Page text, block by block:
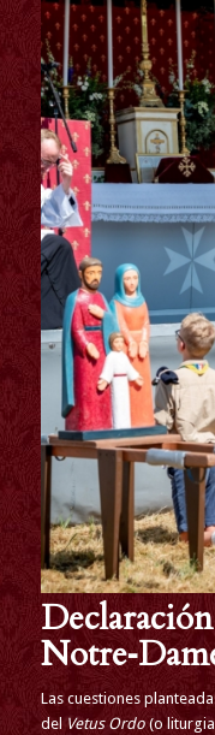
Las cuestiones
del Vetus Ordo(o liturgia